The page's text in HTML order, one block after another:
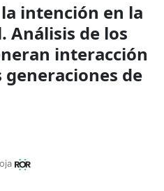
intención en la
Análisis de los
interacción
de